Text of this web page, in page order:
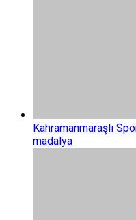
Kahramanmaraşlı
madalya